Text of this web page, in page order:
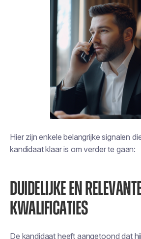
Hier zijn enkele belangrijke signalen
kandidaat klaar is om verder te gaan:
DUIDELIJKE EN
KWALIFICATIES
De kandidaat heeft aangetoond dat